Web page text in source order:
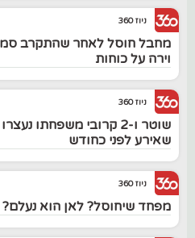
ניוז 360
מחבל חוסל לאחר שהתקרב
וירה על כוחות
ניוז 360
שוטר ו-2 קרובי משפחתו
שאירע לפני כחודש
ניוז 360
מפחד שיחוסל? לאן הוא נעלם?